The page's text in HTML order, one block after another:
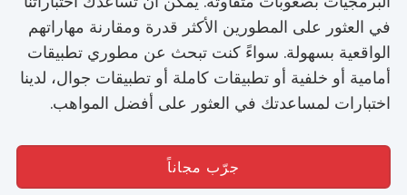
في العثور على المطورين الأكثر قدرة ومقارنة مهاراتهم
الواقعية بسهولة. سواءً كنت تبحث عن مطوري تطبيقات
أمامية أو خلفية أو تطبيقات كاملة أو تطبيقات جوال، لدينا
اختبارات لمساعدتك في العثور على أفضل المواهب.
جرّب مجاناً